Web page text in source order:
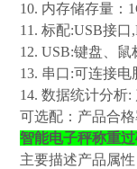
10. 内存储存量：
11. 标配:USB接口
12. USB:键盘、
13. 串口:可连接
14. 数据统计分析
可选配：产品合
智能电子秤称重
主要描述产品属